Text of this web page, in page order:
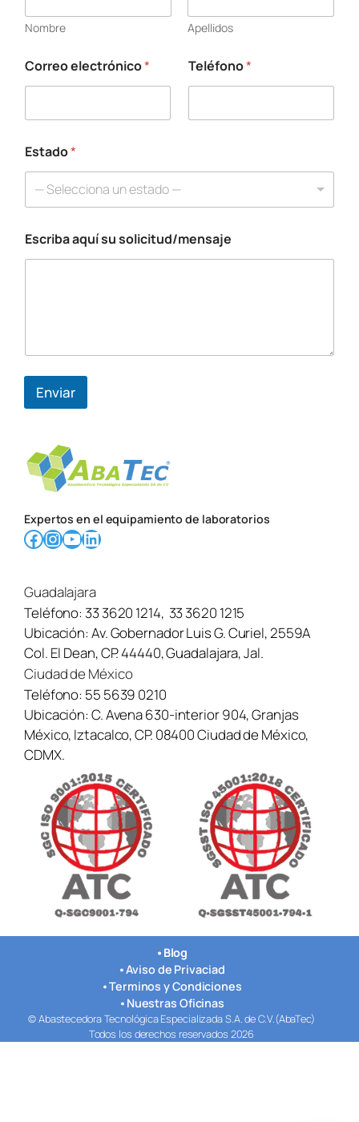
r
r
o
*
Nombre Apellidos
Correo electrónico* Teléfono*
Estado*
— Selecciona un estado —
Escriba aquí su solicitud/mensaje
Enviar
Expertos en el equipamiento de laboratorios
Facebook InstagramYouTube LinkedIn
Guadalajara
Teléfono:33 3620 1214, 33 3620 1215
Ubicación:Av. Gobernador Luis G. Curiel, 2559A
Col. El Dean, CP. 44440, Guadalajara, Jal.
Ciudad de México
Teléfono: 55 5639 0210
Ubicación:C. Avena 630-interior 904, Granjas
México, Iztacalco, CP. 08400 Ciudad de México,
CDMX.
• Blog
•Aviso de Privaciad
•Terminos y Condiciones
• Nuestras Oficinas
© Abastecedora Tecnológica Especializada S.A. de C.V.(AbaTec)
Todos los derechos reservados 2026